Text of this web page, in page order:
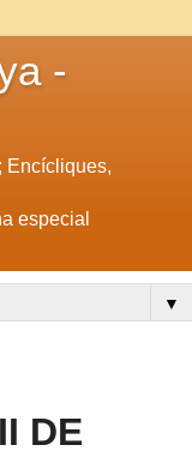
-
Encícliques,
especial
▼
DE